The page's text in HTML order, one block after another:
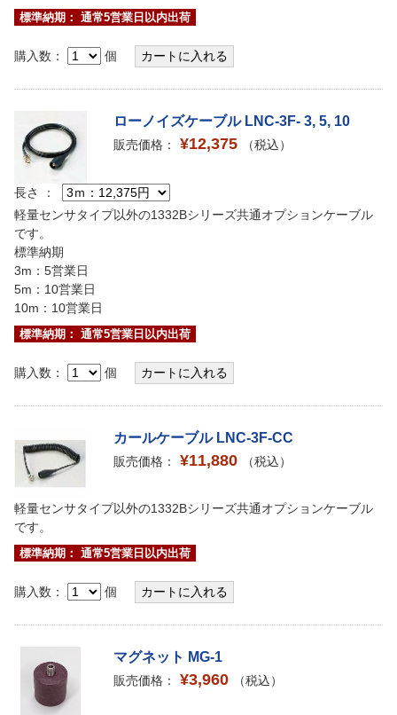
標準納期： 通常5営業日以内出荷
購入数： 個
ローノイズケーブル LNC-3F- 3, 5, 10
販売価格： ¥12,375 （税込）
長さ ：
軽量センサタイプ以外の1332Bシリーズ共通オプションケーブル
です。
標準納期
3m：5営業日
5m：10営業日
10m：10営業日
標準納期： 通常5営業日以内出荷
購入数： 個
カールケーブル LNC-3F-CC
販売価格： ¥11,880 （税込）
軽量センサタイプ以外の1332Bシリーズ共通オプションケーブル
です。
標準納期： 通常5営業日以内出荷
購入数： 個
マグネット MG-1
販売価格： ¥3,960 （税込）